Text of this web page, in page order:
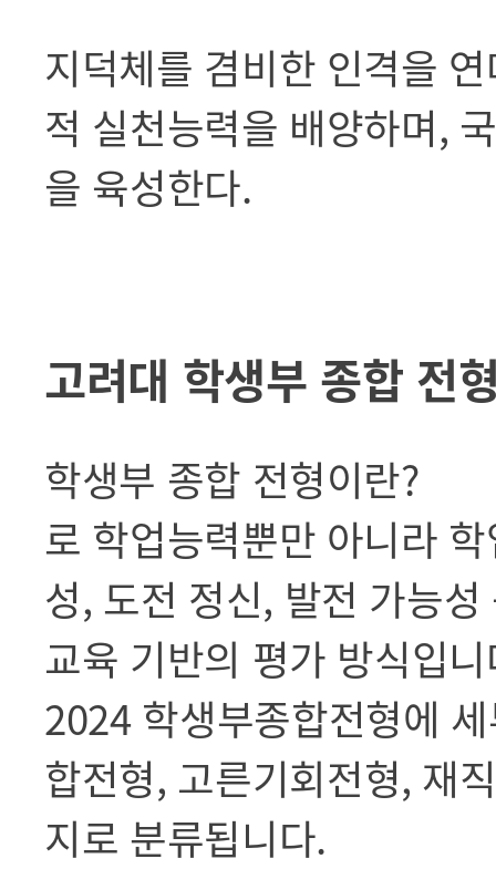
지덕체를 겸비한 인격을
적 실천능력을 배양하며,
을 육성한다.
고려대 학생부 종합 전
학생부 종합 전형이란?
로 학업능력뿐만 아니라
성, 도전 정신, 발전 가능
교육 기반의 평가 방식입
2024 학생부종합전형에
합전형, 고른기회전형, 재
지로 분류됩니다.